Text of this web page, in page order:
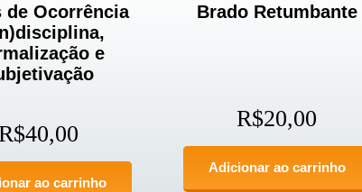
de Ocorrência
e
40,00
ao carrinho
Brado Retumbante
R$20,00
Adicionar ao carrinho